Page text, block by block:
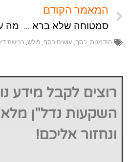
המאמר הקודם
סמטוחה שלא ברא השטן
הזדמנות, כסף, עושים כסף, פולש, רכישת
רוצים לקבל מידע
השקעות נדל"ן
ונחזור אליכם!